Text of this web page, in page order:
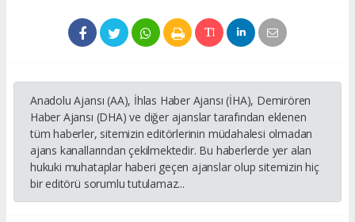
Anadolu Ajansı (AA), İhlas Haber Ajansı (İHA), Demirören
Haber Ajansı (DHA) ve diğer ajanslar tarafından eklenen
tüm haberler, sitemizin editörlerinin müdahalesi olmadan
ajans kanallarından çekilmektedir. Bu haberlerde yer alan
hukuki muhataplar haberi geçen ajanslar olup sitemizin hiç
bir editörü sorumlu tutulamaz...